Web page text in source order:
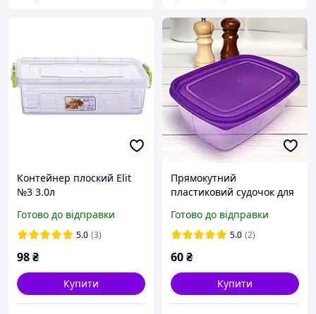
Контейнер плоский Elit
№3 3.0л
Готово до відправки
5.0 (3)
98₴
Купити
Прямокутний
пластиковий судочок для
Готово до відправки
5.0 (2)
60₴
Купити